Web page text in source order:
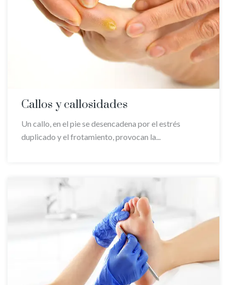
Callos y callosidades
Un callo, en el pie se desencadena por el estrés
duplicado y el frotamiento, provocan la...